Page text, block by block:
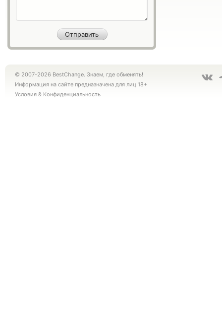
© 2007-2026 BestChange. Знаем, где обменять!
Информация на сайте предназначена для лиц 18+
Условия & Конфиденциальность